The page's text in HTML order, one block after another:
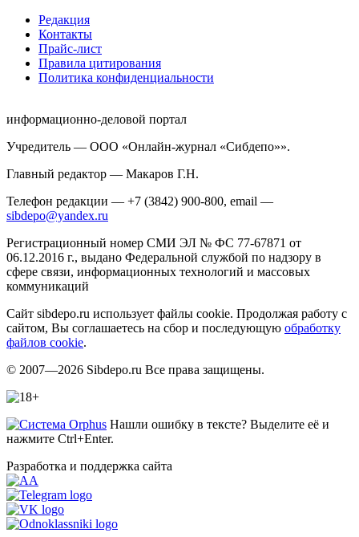
Редакция
Контакты
Прайс-лист
Правила цитирования
Политика конфиденциальности
информационно-деловой портал
Учредитель — ООО «Онлайн-журнал «Сибдепо»».
Главный редактор — Макаров Г.Н.
Телефон редакции — +7 (3842) 900-800, email —
sibdepo@yandex.ru
Регистрационный номер СМИ ЭЛ № ФС 77-67871 от
06.12.2016 г., выдано Федеральной службой по надзору в
сфере связи, информационных технологий и массовых
коммуникаций
Сайт sibdepo.ru использует файлы cookie. Продолжая работу с
сайтом, Вы соглашаетесь на сбор и последующую обработку
файлов cookie.
© 2007—2026 Sibdepo.ru Все права защищены.
Нашли ошибку в тексте? Выделите её и
нажмите Ctrl+Enter.
Разработка и поддержка сайта